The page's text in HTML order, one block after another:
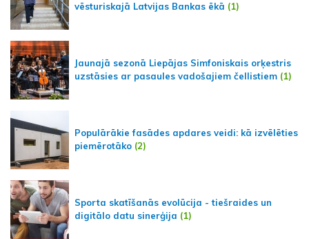
vēsturiskajā Latvijas Bankas ēkā (1)
Jaunajā sezonā Liepājas Simfoniskais orķestris
uzstāsies ar pasaules vadošajiem čellistiem (1)
Populārākie fasādes apdares veidi: kā izvēlēties
piemērotāko (2)
Sporta skatīšanās evolūcija - tiešraides un
digitālo datu sinerģija (1)